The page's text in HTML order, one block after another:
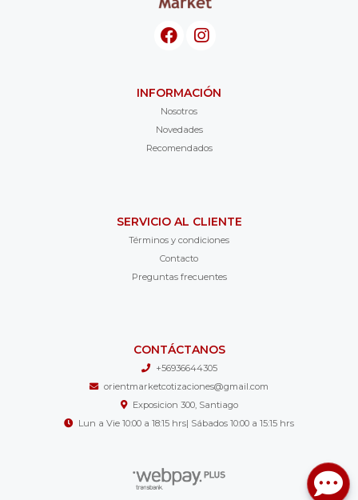
INFORMACIÓN
Nosotros
Novedades
Recomendados
SERVICIO AL CLIENTE
Términos y condiciones
Contacto
Preguntas frecuentes
CONTÁCTANOS
+56936644305
orientmarketcotizaciones@gmail.com
Exposicion 300, Santiago
Lun a Vie 10:00 a 18:15 hrs| Sábados 10:00 a 15:15 hrs